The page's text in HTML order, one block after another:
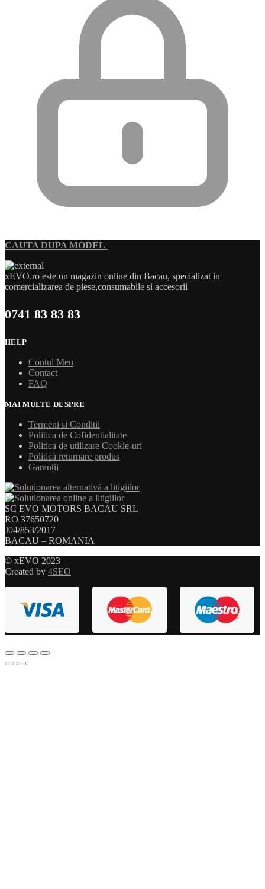
CAUTA DUPA MODEL
xEVO.ro este un magazin online din Bacau, specializat in
comercializarea de piese,consumabile si accesorii
0741 83 83 83
HELP
Contul Meu
Contact
FAQ
MAI MULTE DESPRE
Termeni si Conditii
Politica de Cofidentialitate
Politica de utilizare Cookie-uri
Politica returnare produs
Garanții
SC EVO MOTORS BACAU SRL
RO 37650720
J04/853/2017
BACAU – ROMANIA
© xEVO 2023
Created by 4SEO